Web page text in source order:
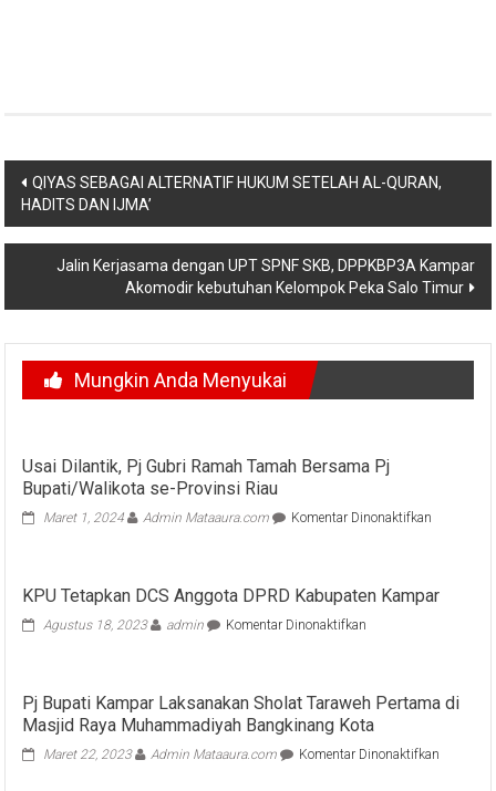
Navigasi
pos
QIYAS SEBAGAI ALTERNATIF HUKUM SETELAH AL-QURAN,
HADITS DAN IJMA’
Jalin Kerjasama dengan UPT SPNF SKB, DPPKBP3A Kampar
Akomodir kebutuhan Kelompok Peka Salo Timur
Mungkin Anda Menyukai
Usai Dilantik, Pj Gubri Ramah Tamah Bersama Pj
Bupati/Walikota se-Provinsi Riau
Maret 1, 2024 Admin Mataaura.com Komentar Dinonaktifkan
Gubri
Bupati/
Riau
KPU Tetapkan DCS Anggota DPRD Kabupaten Kampar
Agustus 18, 2023 admin Komentar Dinonaktifkan
Anggota
DPRD
Kampar
Pj Bupati Kampar Laksanakan Sholat Taraweh Pertama di
Masjid Raya Muhammadiyah Bangkinang Kota
Maret 22, 2023 Admin Mataaura.com Komentar Dinonaktifkan